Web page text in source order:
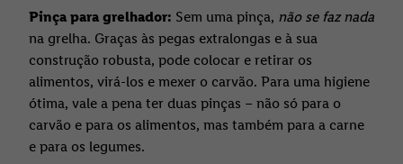
Pinça para grelhador: Sem uma pinça, não se faz nada
na grelha. Graças às pegas extralongas e à sua
construção robusta, pode colocar e retirar os
alimentos, virá-los e mexer o carvão. Para uma higiene
ótima, vale a pena ter duas pinças – não só para o
carvão e para os alimentos, mas também para a carne
e para os legumes.